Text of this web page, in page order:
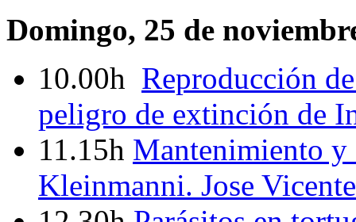
Domingo, 25 de
10.00h Reproducción
peligro de extinción de
11.15h Mantenimiento y
Kleinmanni. Jose